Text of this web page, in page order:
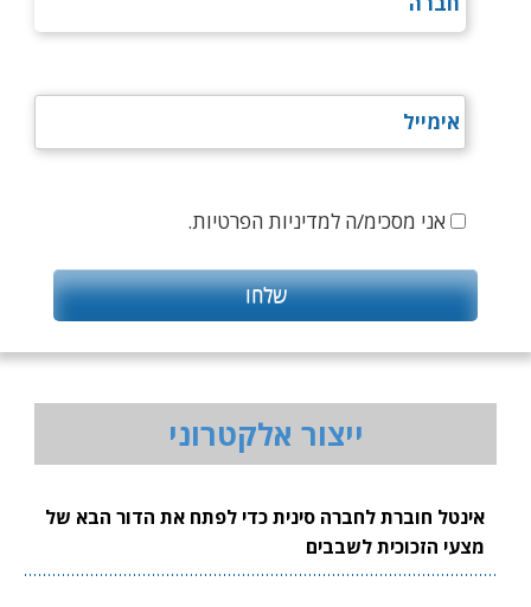
אני מסכימ/ה למדיניות הפרטיות.
ייצור אלקטרוני
אינטל חוברת לחברה סינית כדי לפתח את הדור הבא של
מצעי הזכוכית לשבבים